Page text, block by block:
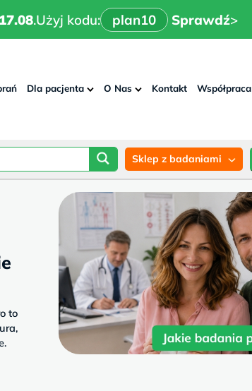
17.08.Użyj kodu: plan10 Sprawdź>
.Użyj kodu: plan10 Sprawdź>
Dla pacjenta O Nas Kontakt Współpraca
Sklep z badaniami
to